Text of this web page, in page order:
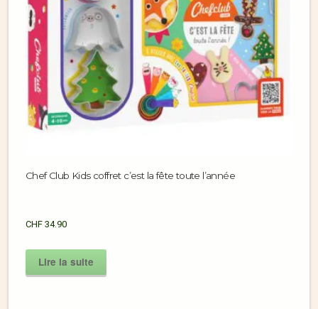
Chef Club Kids coffret c’est la fête toute l’année
CHF 34.90
Lire la suite